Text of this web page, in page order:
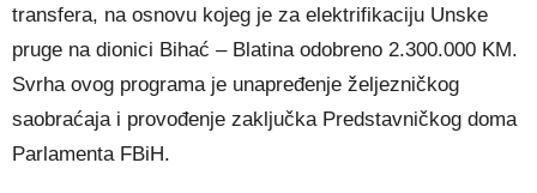
transfera, na osnovu kojeg je za elektrifikaciju Unske
pruge na dionici Bihać – Blatina odobreno 2.300.000 KM.
Svrha ovog programa je unapređenje željezničkog
saobraćaja i provođenje zaključka Predstavničkog doma
Parlamenta FBiH.